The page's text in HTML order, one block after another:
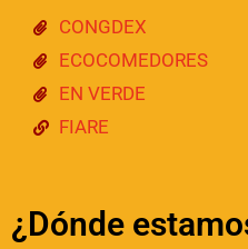
CONGDEX
ECOCOMEDORES
EN VERDE
FIARE
¿Dónde